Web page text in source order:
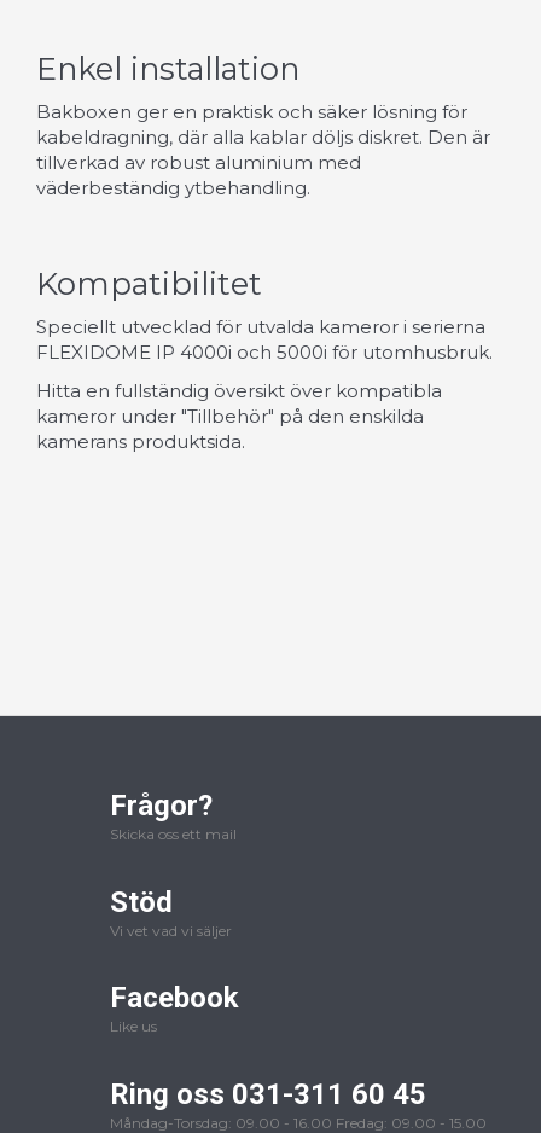
Enkel installation
Bakboxen ger en praktisk och säker lösning för
kabeldragning, där alla kablar döljs diskret. Den är
tillverkad av robust aluminium med
väderbeständig ytbehandling.
Kompatibilitet
Speciellt utvecklad för utvalda kameror i serierna
FLEXIDOME IP 4000i och 5000i för utomhusbruk.
Hitta en fullständig översikt över kompatibla
kameror under "Tillbehör" på den enskilda
kamerans produktsida.
Frågor?
Skicka oss ett mail
Stöd
Vi vet vad vi säljer
Facebook
Like us
Ring oss 031-311 60 45
Måndag-Torsdag: 09.00 - 16.00 Fredag: 09.00 - 15.00